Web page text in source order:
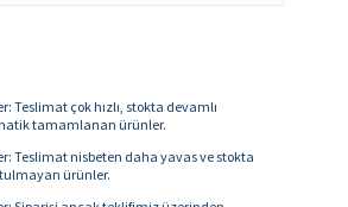
Teslimat çok hızlı, stokta devamlı
tamamlanan ürünler.
Teslimat nisbeten daha yavas ve stokta
ürünler.